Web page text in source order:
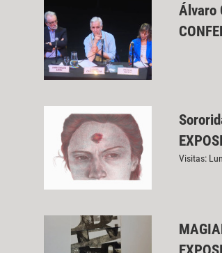
Álvaro
Visitas: